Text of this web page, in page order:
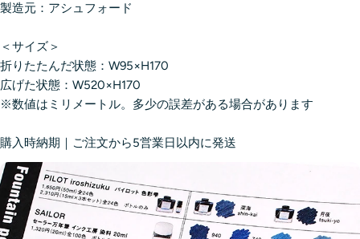
製造元：アシュフォード
＜サイズ＞
折りたたんだ状態：W95×H170
広げた状態：W520×H170
※数値はミリメートル。多少の誤差がある場合があります
購入時納期｜ ご注文から5営業日以内に発送